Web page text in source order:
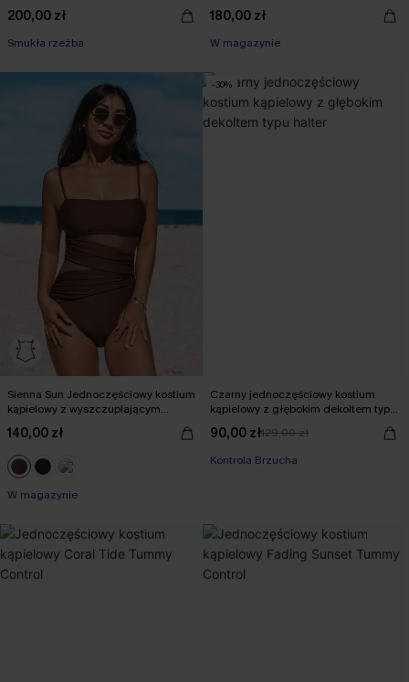
200,00 zł
Smukła rzeźba
180,00 zł
W magazynie
Sienna Sun Jednoczęściowy kostium
kąpielowy z wyszczuplającym
140,00 zł
W magazynie
-30%
Czarny jednoczęściowy kostium
kąpielowy z głębokim dekoltem typu
90,00 zł129,00 zł
Kontrola Brzucha